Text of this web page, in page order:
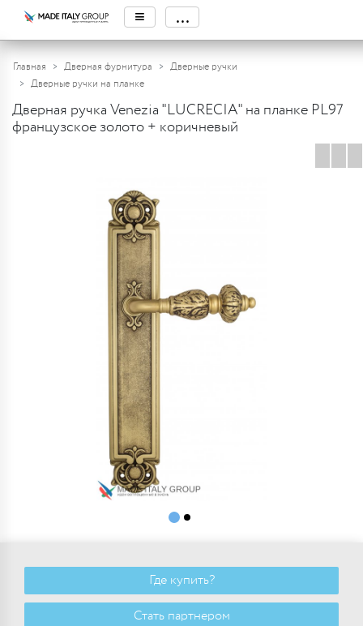
≡ ...
Главная Дверная фурнитура
Дверные ручки
Дверные ручки на планке
Дверная ручка Venezia "LUCRECIA" на планке PL97
французское золото + коричневый
Где купить?
Стать партнером